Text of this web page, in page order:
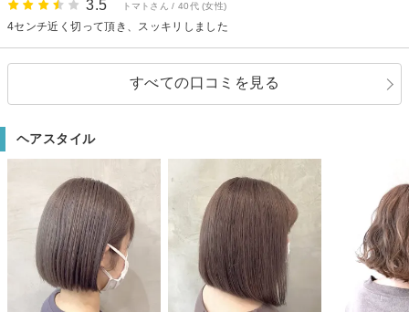
3.5 トマトさん / 40代 (女性)
4センチ近く切って頂き、スッキリしました
すべての口コミを見る
ヘアスタイル